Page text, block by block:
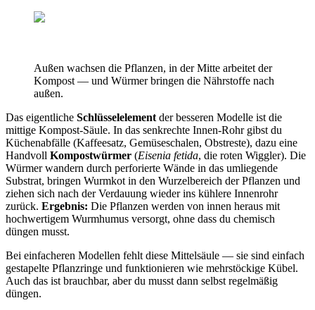
Außen wachsen die Pflanzen, in der Mitte arbeitet der
Kompost — und Würmer bringen die Nährstoffe nach
außen.
Das eigentliche Schlüsselelement der besseren Modelle ist die
mittige Kompost-Säule. In das senkrechte Innen-Rohr gibst du
Küchenabfälle (Kaffeesatz, Gemüseschalen, Obstreste), dazu eine
Handvoll Kompostwürmer (Eisenia fetida, die roten Wiggler). Die
Würmer wandern durch perforierte Wände in das umliegende
Substrat, bringen Wurmkot in den Wurzelbereich der Pflanzen und
ziehen sich nach der Verdauung wieder ins kühlere Innenrohr
zurück. Ergebnis: Die Pflanzen werden von innen heraus mit
hochwertigem Wurmhumus versorgt, ohne dass du chemisch
düngen musst.
Bei einfacheren Modellen fehlt diese Mittelsäule — sie sind einfach
gestapelte Pflanzringe und funktionieren wie mehrstöckige Kübel.
Auch das ist brauchbar, aber du musst dann selbst regelmäßig
düngen.